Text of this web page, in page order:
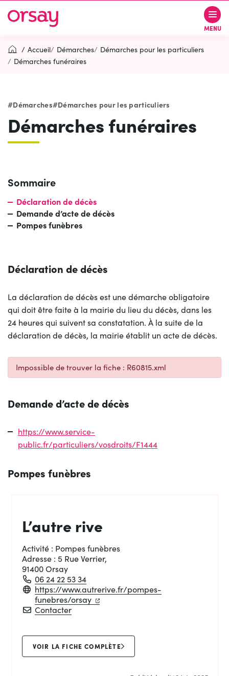
navigation
au
au
page
Ville d’Orsay MENU
Contactez-nous Accessibilité
Accueil Démarches
Démarches pour les particuliers
Démarches funéraires
Démarches Démarches pour les particuliers
Démarches funéraires
Sommaire
Déclaration de décès
Demande d’acte de décès
Pompes funèbres
Déclaration de décès
La déclaration de décès est une démarche obligatoire
qui doit être faite à la mairie du lieu du décès, dans les
24 heures qui suivent sa constatation. À la suite de la
déclaration de décès, la mairie établit un acte de décès.
Impossible de trouver la fiche : R60815.xml
Demande d’acte de décès
https://www.service-
public.fr/particuliers/vosdroits/F1444
Pompes funèbres
L’autre rive
Activité : Pompes funèbres
Adresse : 5 Rue Verrier,
91400 Orsay
06 24 22 53 34
https://www.autrerive.fr/pompes-
funebres/orsay (ouverture dans un nouvel onglet)
(ouverture dans un nouvel onglet)
ContacterL’autre rive
VOIR LA FICHE COMPLÈTE